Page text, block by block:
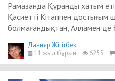
Рамазанда Құранды хатым
Қасиетті Кітаппен достығым
болмағандықтан, Алламен де
Данияр Жігітбек
11 жыл бұрын
6255